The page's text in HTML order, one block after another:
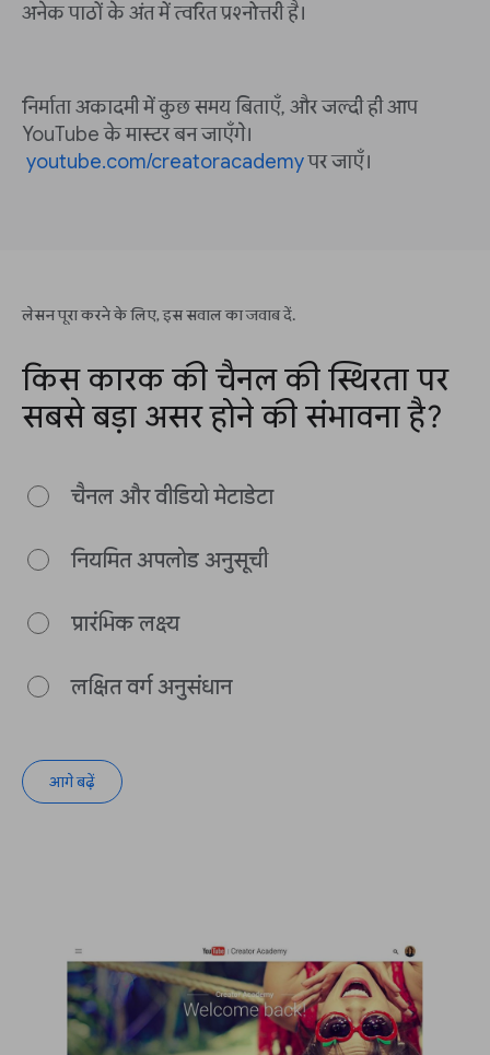
अनेक पाठों के अंत में त्वरित प्रश्नोत्तरी है।
निर्माता अकादमी में कुछ समय बिताएँ, और जल्दी ही आप
YouTube के मास्टर बन जाएँगे।
youtube.com/creatoracademyपर जाएँ।
लेसन पूरा करने के लिए, इस सवाल का जवाब दें.
किस कारक की चैनल की स्थिरता पर
सबसे बड़ा असर होने की संभावना है?
चैनल और वीडियो मेटाडेटा
नियमित अपलोड अनुसूची
प्रारंभिक लक्ष्य
लक्षित वर्ग अनुसंधान
आगे बढ़ें